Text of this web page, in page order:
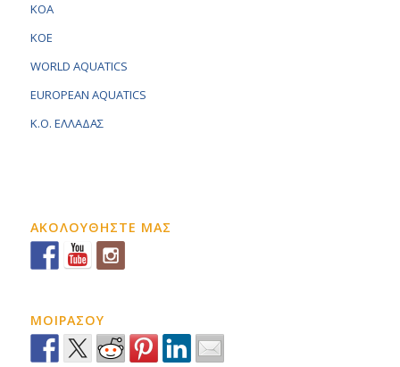
KOA
KOE
WORLD AQUATICS
EUROPEAN AQUATICS
K.O. ΕΛΛΑΔΑΣ
ΑΚΟΛΟΥΘΗΣΤΕ ΜΑΣ
ΜΟΙΡΑΣΟΥ